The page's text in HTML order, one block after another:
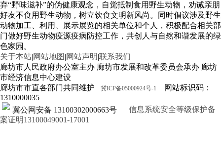
弃“野味滋补”的伪健康观念，自觉抵制食用野生动物，劝诫亲朋
好友不食用野生动物，树立饮食文明新风尚。同时倡议涉及野生
动物加工、利用、展示展览的相关单位和个人，积极配合相关部
门做好野生动物疫源疫病防控工作，共创人与自然和谐发展的绿
色家园。
关于本站|网站地图 |网站声明|联系我们
廊坊市人民政府办公室主办 廊坊市发展和改革委员会承办 廊坊
市经济信息中心建设
廊坊市市直各部门共同维护
冀ICP备05000924号-1
网站标识码：
1310000035
冀公网安备 13100302000663号
信息系统安全等级保护备
案证明13100049001-17001